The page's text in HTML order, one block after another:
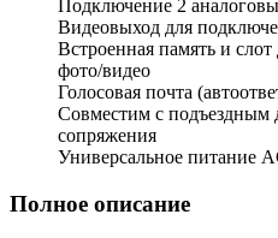
Подключение 2
Видеовыход для
Встроенная память и
фото/видео
Голосовая почта
Совместим с подъездным
сопряжения
Универсальное питание
Полное описание